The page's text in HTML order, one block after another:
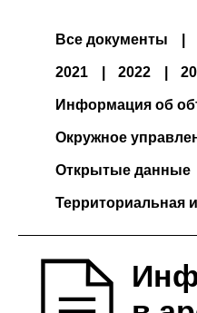
Все документы
2021 2022
Информация об
Окружное
Открытые данные
Территориальная